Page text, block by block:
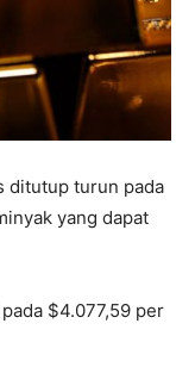
ditutup turun pada
yang dapat
$4.077,59 per